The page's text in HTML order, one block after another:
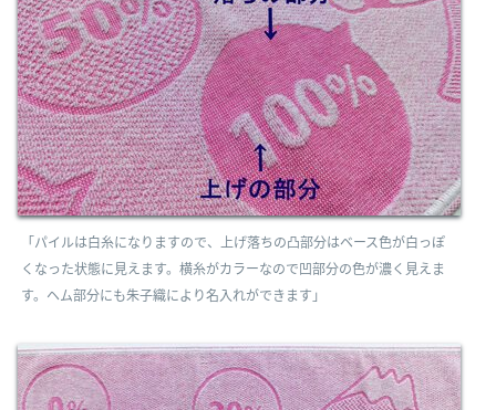
「パイルは白糸になりますので、上げ落ちの凸部分はベース色が白っぽ
くなった状態に見えます。横糸がカラーなので凹部分の色が濃く見えま
す。ヘム部分にも朱子織により名入れができます」